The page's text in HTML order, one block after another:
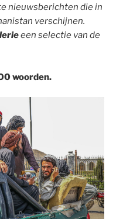
nieuwsberichten die in
verschijnen.
een selectie van de
woorden.